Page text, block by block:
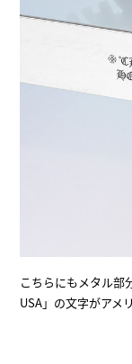
こちらにもメタル部
USA」の文字がアメ